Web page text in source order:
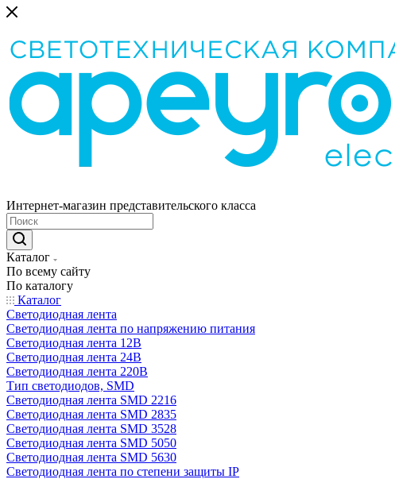
Интернет-магазин представительского класса
Каталог
По всему сайту
По каталогу
Каталог
Светодиодная лента
Светодиодная лента по напряжению питания
Светодиодная лента 12В
Светодиодная лента 24В
Светодиодная лента 220В
Тип светодиодов, SMD
Cветодиодная лента SMD 2216
Светодиодная лента SMD 2835
Светодиодная лента SMD 3528
Светодиодная лента SMD 5050
Светодиодная лента SMD 5630
Светодиодная лента по степени защиты IP